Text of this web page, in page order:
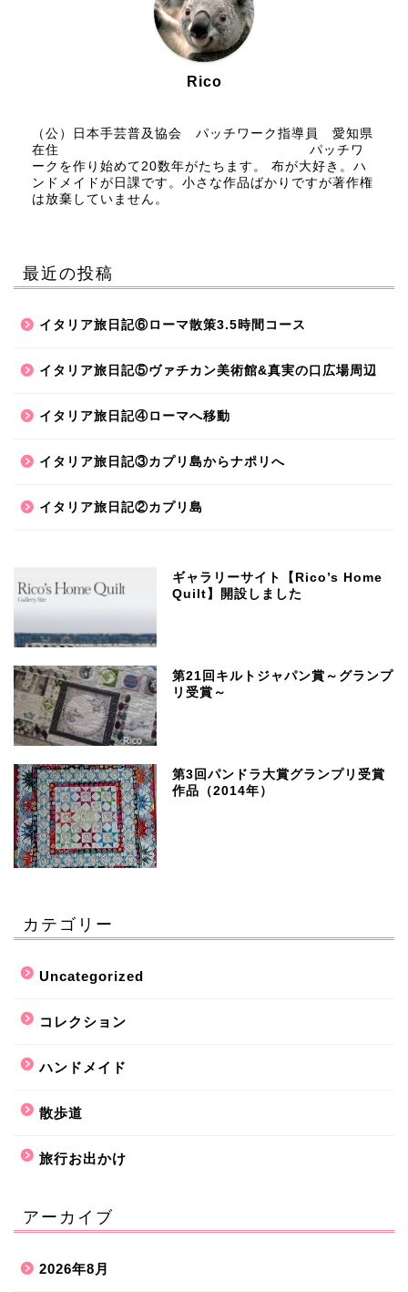
Rico
（公）日本手芸普及協会 パッチワーク指導員 愛知県
在住 パッチワ
ークを作り始めて20数年がたちます。 布が大好き。ハ
ンドメイドが日課です。小さな作品ばかりですが著作権
は放棄していません。
最近の投稿
イタリア旅日記⑥ローマ散策3.5時間コース
イタリア旅日記⑤ヴァチカン美術館&真実の口広場周辺
イタリア旅日記④ローマへ移動
イタリア旅日記③カプリ島からナポリへ
イタリア旅日記②カプリ島
ギャラリーサイト【Rico’s Home
Quilt】開設しました
第21回キルトジャパン賞～グランプ
リ受賞～
第3回パンドラ大賞グランプリ受賞
作品（2014年）
カテゴリー
Uncategorized
コレクション
ハンドメイド
散歩道
旅行お出かけ
アーカイブ
2026年8月